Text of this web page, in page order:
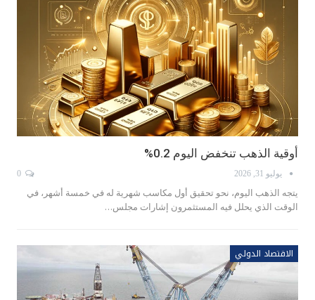
أوقية الذهب تنخفض اليوم 0.2%
يوليو 31, 2026
يتجه الذهب اليوم، نحو تحقيق أول مكاسب شهرية له في خمسة أشهر، في
الوقت الذي يحلل فيه المستثمرون إشارات مجلس…
الاقتصاد الدولي